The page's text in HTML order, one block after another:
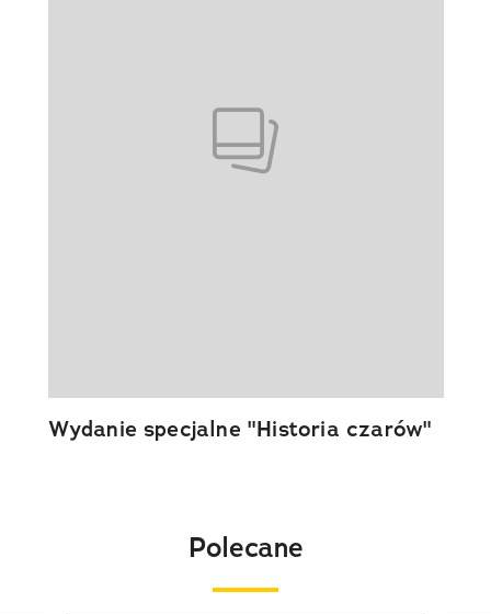
Wydanie specjalne "Historia czarów"
Polecane